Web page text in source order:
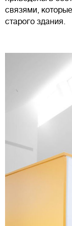
связями,
старого здания.